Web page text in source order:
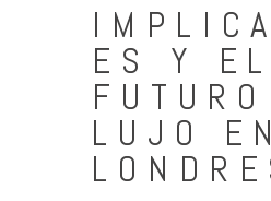
ES Y EL
LUJO EN